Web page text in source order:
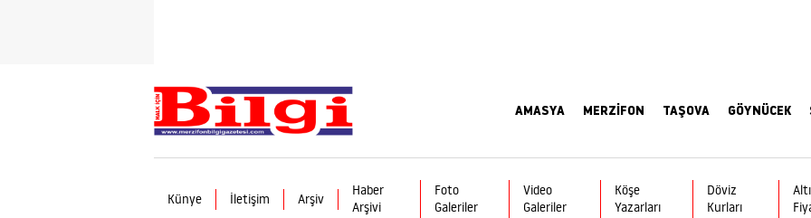
AMASYA MERZİFON TAŞOVA GÖYNÜCEK
Künye İletişim Arşiv
Haber
Arşivi
Foto
Galeriler
Video
Galeriler
Köşe
Yazarları
Döviz
Kurları